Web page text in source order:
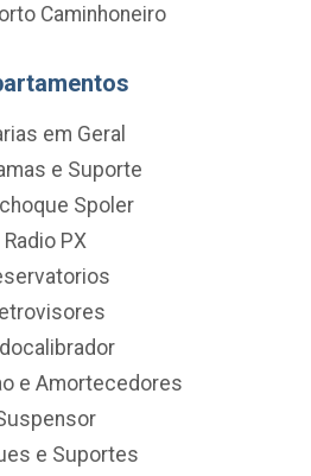
Caminhoneiro
em Geral
e Suporte
Spoler
Radio PX
e Amortecedores
e Suportes